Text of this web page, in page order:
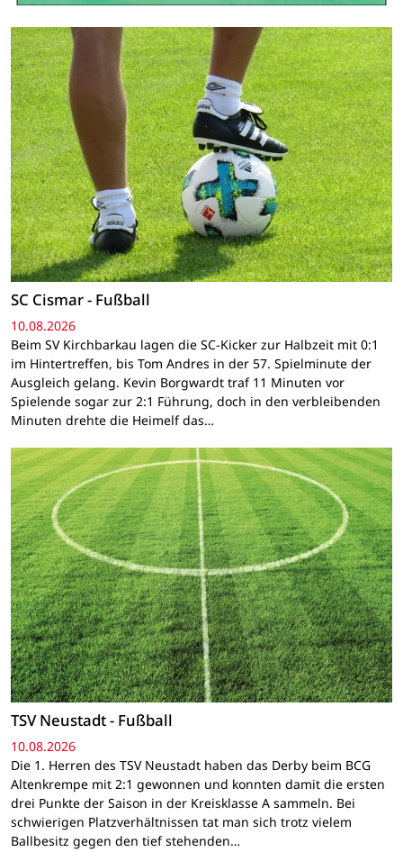
SC Cismar - Fußball
10.08.2026
Beim SV Kirchbarkau lagen die SC-Kicker zur Halbzeit mit 0:1
im Hintertreffen, bis Tom Andres in der 57. Spielminute der
Ausgleich gelang. Kevin Borgwardt traf 11 Minuten vor
Spielende sogar zur 2:1 Führung, doch in den verbleibenden
Minuten drehte die Heimelf das…
TSV Neustadt - Fußball
10.08.2026
Die 1. Herren des TSV Neustadt haben das Derby beim BCG
Altenkrempe mit 2:1 gewonnen und konnten damit die ersten
drei Punkte der Saison in der Kreisklasse A sammeln. Bei
schwierigen Platzverhältnissen tat man sich trotz vielem
Ballbesitz gegen den tief stehenden…